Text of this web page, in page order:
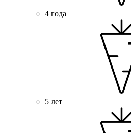
4 года
5 лет